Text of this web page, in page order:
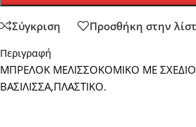
Σύγκριση Προσθήκη στην
Περιγραφή
ΜΠΡΕΛΟΚ ΜΕΛΙΣΣΟΚΟΜΙΚΟ ΜΕ
ΒΑΣΙΛΙΣΣΑ,ΠΛΑΣΤΙΚΟ.